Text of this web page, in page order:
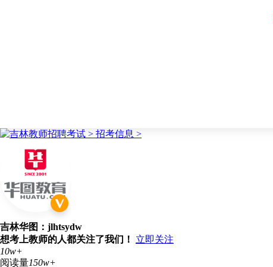
吉林华图：jlhtsydw
想考上教师的人都关注了我们！
立即关注
10w+
阅读量150w+